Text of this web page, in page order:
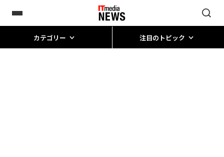
カテゴリー 注目のトピック